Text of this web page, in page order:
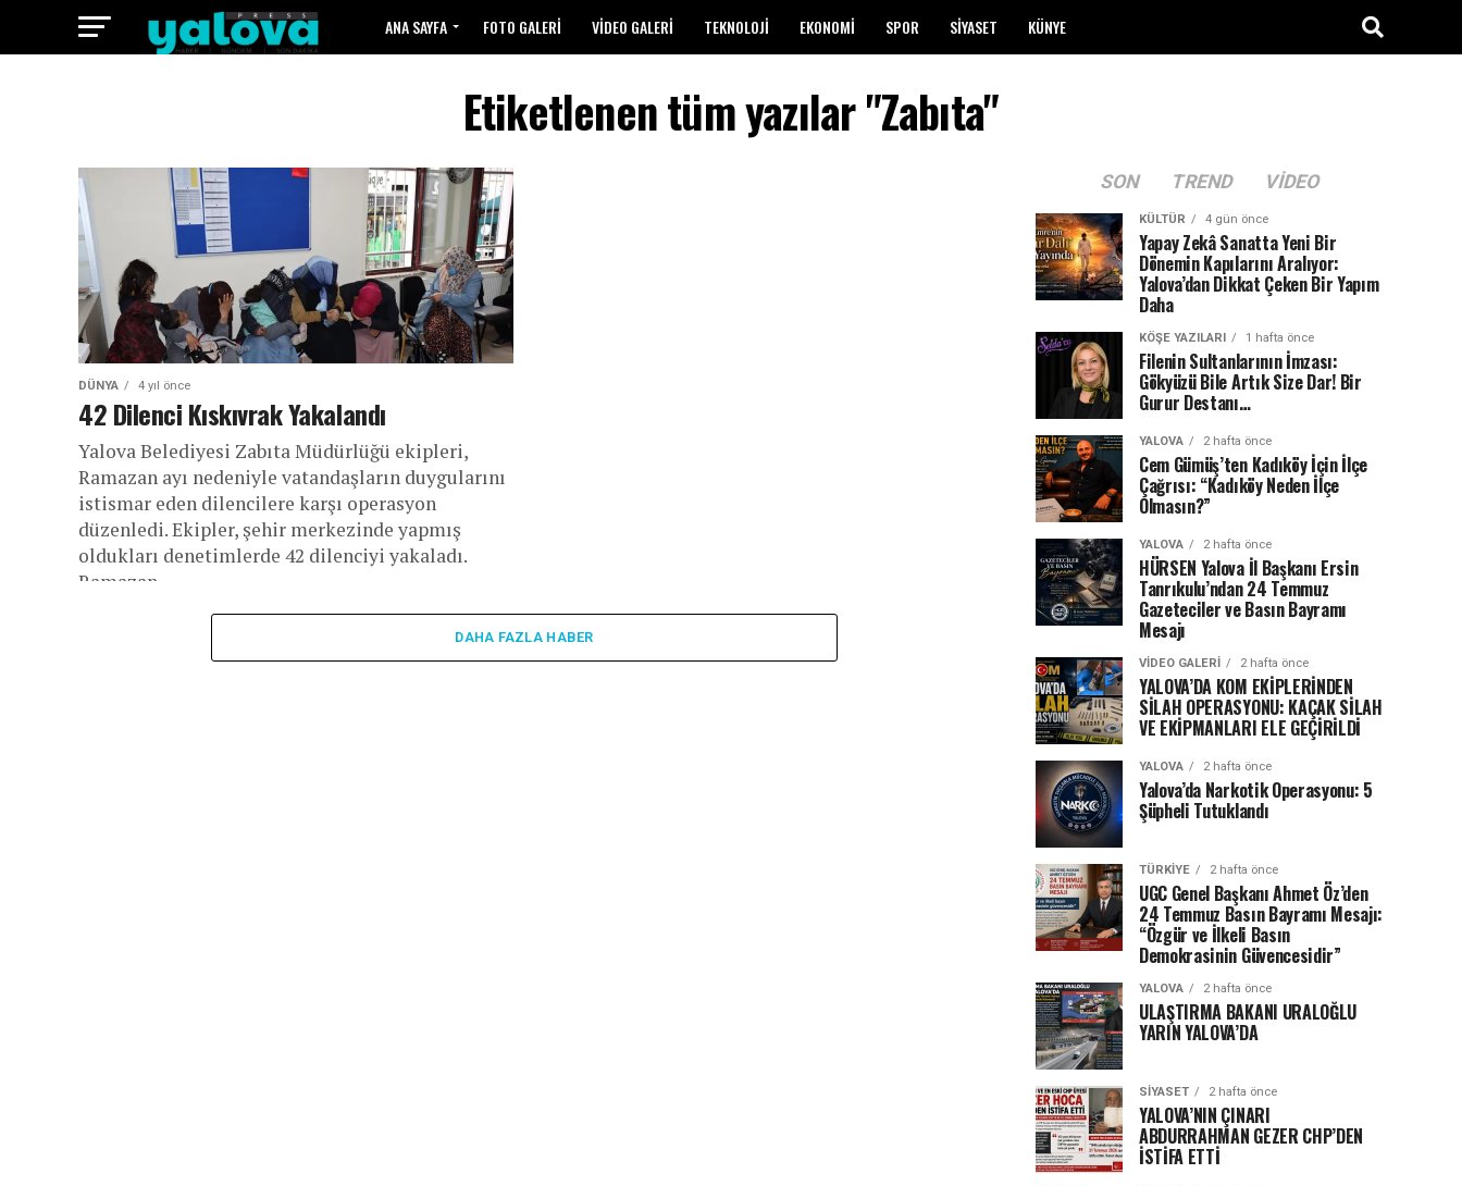
ANA SAYFA FOTO GALERI VIDEO GALERI TEKNOLOJI EKONOMI SPOR SIYASET KÜNYE
Etiketlenen tüm yazılar "Zabıta"
DÜNYA 4 yıl önce
42 Dilenci Kıskıvrak Yakalandı
Yalova Belediyesi Zabıta Müdürlüğü ekipleri,
Ramazan ayı nedeniyle vatandaşların duygularını
istismar eden dilencilere karşı operasyon
düzenledi. Ekipler, şehir merkezinde yapmış
oldukları denetimlerde 42 dilenciyi yakaladı.
Ramazan...
DAHA FAZLA HABER
SON TREND VIDEO
KÜLTÜR 4 gün önce
Yapay Zekâ Sanatta Yeni Bir
Dönemin Kapılarını Aralıyor:
Yalova’dan Dikkat Çeken Bir Yapım
Daha
KÖŞE YAZILARI 1 hafta önce
Filenin Sultanlarının İmzası:
Gökyüzü Bile Artık Size Dar! Bir
Gurur Destanı…
YALOVA 2 hafta önce
Cem Gümüş’ten Kadıköy İçin İlçe
Çağrısı: “Kadıköy Neden İlçe
Olmasın?”
YALOVA 2 hafta önce
HÜRSEN Yalova İl Başkanı Ersin
Tanrıkulu’ndan 24 Temmuz
Gazeteciler ve Basın Bayramı
Mesajı
VIDEO GALERI 2 hafta önce
YALOVA’DA KOM EKİPLERİNDEN
SİLAH OPERASYONU: KAÇAK SİLAH
VE EKİPMANLARI ELE GEÇİRİLDİ
YALOVA 2 hafta önce
Yalova’da Narkotik Operasyonu: 5
Şüpheli Tutuklandı
TÜRKIYE 2 hafta önce
UGC Genel Başkanı Ahmet Öz’den
24 Temmuz Basın Bayramı Mesajı:
“Özgür ve İlkeli Basın
Demokrasinin Güvencesidir”
YALOVA 2 hafta önce
ULAŞTIRMA BAKANI URALOĞLU
YARIN YALOVA’DA
SIYASET 2 hafta önce
YALOVA’NIN ÇINARI
ABDURRAHMAN GEZER CHP’DEN
İSTİFA ETTİ